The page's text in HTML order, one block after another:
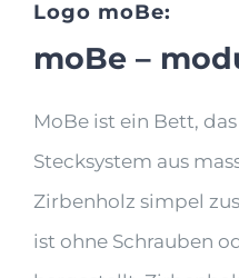
Logo moBe:
moBe –
MoBe ist ein Bett,
Stecksystem aus
Zirbenholz simpel
ist ohne Schrauben